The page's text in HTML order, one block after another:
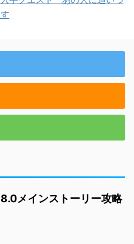
メインストーリー攻略